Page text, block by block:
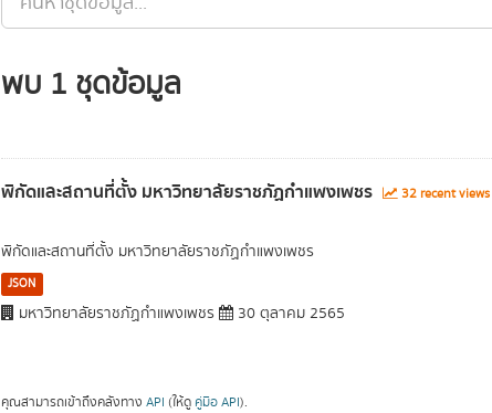
พบ 1 ชุดข้อมูล
พิกัดและสถานที่ตั้ง มหาวิทยาลัยราชภัฏกำแพงเพชร 32 recent views
พิกัดและสถานที่ตั้ง มหาวิทยาลัยราชภัฏกำแพงเพชร
JSON
มหาวิทยาลัยราชภัฏกำแพงเพชร 30 ตุลาคม 2565
คุณสามารถเข้าถึงคลังทาง API (ให้ดู คู่มือ API).